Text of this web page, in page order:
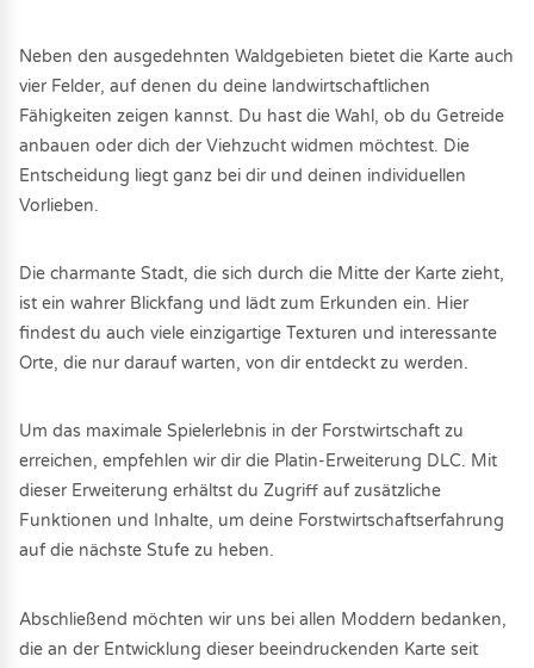
Neben den ausgedehnten Waldgebieten bietet die Karte auch
vier Felder, auf denen du deine landwirtschaftlichen
Fähigkeiten zeigen kannst. Du hast die Wahl, ob du Getreide
anbauen oder dich der Viehzucht widmen möchtest. Die
Entscheidung liegt ganz bei dir und deinen individuellen
Vorlieben.
Die charmante Stadt, die sich durch die Mitte der Karte zieht,
ist ein wahrer Blickfang und lädt zum Erkunden ein. Hier
findest du auch viele einzigartige Texturen und interessante
Orte, die nur darauf warten, von dir entdeckt zu werden.
Um das maximale Spielerlebnis in der Forstwirtschaft zu
erreichen, empfehlen wir dir die Platin-Erweiterung DLC. Mit
dieser Erweiterung erhältst du Zugriff auf zusätzliche
Funktionen und Inhalte, um deine Forstwirtschaftserfahrung
auf die nächste Stufe zu heben.
Abschließend möchten wir uns bei allen Moddern bedanken,
die an der Entwicklung dieser beeindruckenden Karte seit